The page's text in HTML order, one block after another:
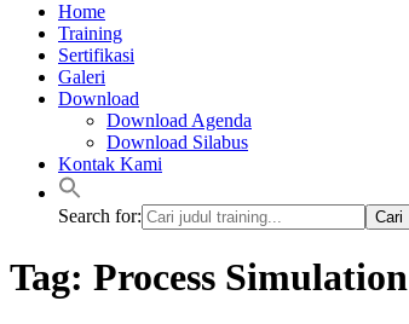
Home
Training
Sertifikasi
Galeri
Download
Download Agenda
Download Silabus
Kontak Kami
Search for:
Tag: Process Simulation